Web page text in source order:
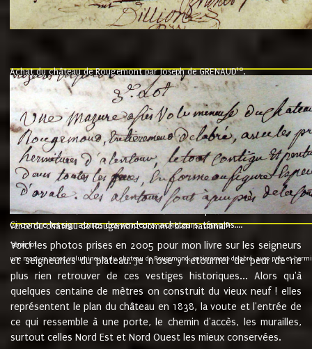
Achat du château de Rougemont par Joseph de GRENAUD10.
"l'an mil six cent soixante treze le ving neuvième jour du mois de
nommé fut présent Messire Claude Guillaume de Moyriat chevalier baron
vend, purement simplement et irrevocablement a monseigneur monsieur
et chavannes conseiller du roy au parlement de Bourgogne, present et
que le dit seigneur Baron de la Vellière a sur ses hommes, indivisables et
de la Velliere tout ainsi et comme le dit seigneur Baron et ses
présent......"
suivent les rentes, donation des terriers, etc... au prix de 880 livre louis
Ci contre les signatures des vendeurs, acheteurs, témoins....
vente du château de Rougemont comme bien national9.
"3ème lot
une mazure assez volumineuse du chateau de Rougemond, entierement delabré, avec près et
Voici les photos prises en 2005 pour mon livre sur les seigneurs
et seigneuries du plateau. Je n'ose y retourner de peur de ne
plus rien retrouver de ces vestiges historiques... Alors qu'à
quelques centaine de mètres on construit du vieux neuf ! elles
représentent le plan du château en 1838, la voute et l'entrée de
ce qui ressemble à une porte, le chemin d'accès, les murailles,
surtout celles Nord Est et Nord Ouest les mieux conservées.